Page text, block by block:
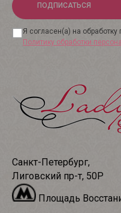
ПОДПИСАТЬСЯ
Я согласен(а) на
Политику обработки
Санкт-Петербург,
Лиговский пр-т, 50Р
Площадь